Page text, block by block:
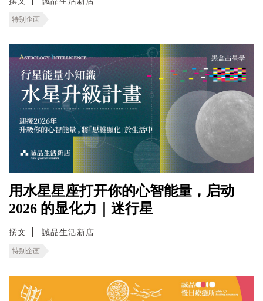
特别企画
用水星星座打开你的心智能量，启动
2026 的显化力｜迷行星
撰文 誠品生活新店
特别企画